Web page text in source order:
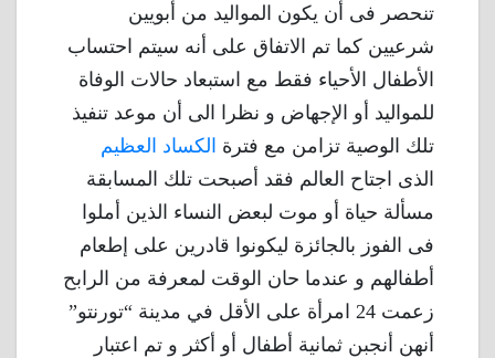
تنحصر فى أن يكون المواليد من أبويين
شرعيين كما تم الاتفاق على أنه سيتم احتساب
الأطفال الأحياء فقط مع استبعاد حالات الوفاة
للمواليد أو الإجهاض و نظرا الى أن موعد تنفيذ
تلك الوصية تزامن مع فترة الكساد العظيم
الذى اجتاح العالم فقد أصبحت تلك المسابقة
مسألة حياة أو موت لبعض النساء الذين أملوا
فى الفوز بالجائزة ليكونوا قادرين على إطعام
أطفالهم و عندما حان الوقت لمعرفة من الرابح
زعمت 24 امرأة على الأقل في مدينة “تورنتو”
أنهن أنجبن ثمانية أطفال أو أكثر و تم اعتبار